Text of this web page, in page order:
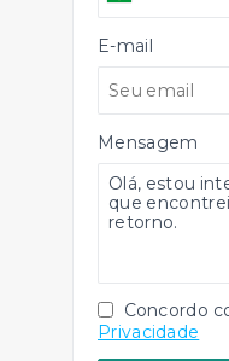
E-mail
Mensagem
Concordo
Privacidade